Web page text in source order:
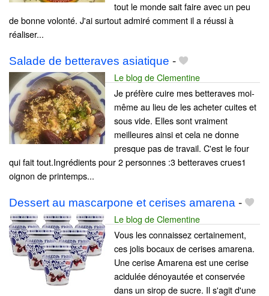
tout le monde sait faire avec un peu
de bonne volonté. J'ai surtout admiré comment il a réussi à
réaliser...
Salade de betteraves asiatique -
Le blog de Clementine
Je préfère cuire mes betteraves moi-
même au lieu de les acheter cuites et
sous vide. Elles sont vraiment
meilleures ainsi et cela ne donne
presque pas de travail. C'est le four
qui fait tout.Ingrédients pour 2 personnes :3 betteraves crues1
oignon de printemps...
Dessert au mascarpone et cerises amarena -
Le blog de Clementine
Vous les connaissez certainement,
ces jolis bocaux de cerises amarena.
Une cerise Amarena est une cerise
acidulée dénoyautée et conservée
dans un sirop de sucre. Il s'agit d'une